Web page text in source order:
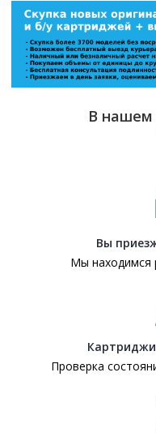
В нашем
Вы
Мы находимся
Проверка